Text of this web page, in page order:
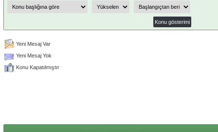
Yeni Mesaj Var
Yeni Mesaj Yok
Konu Kapatılmıştır